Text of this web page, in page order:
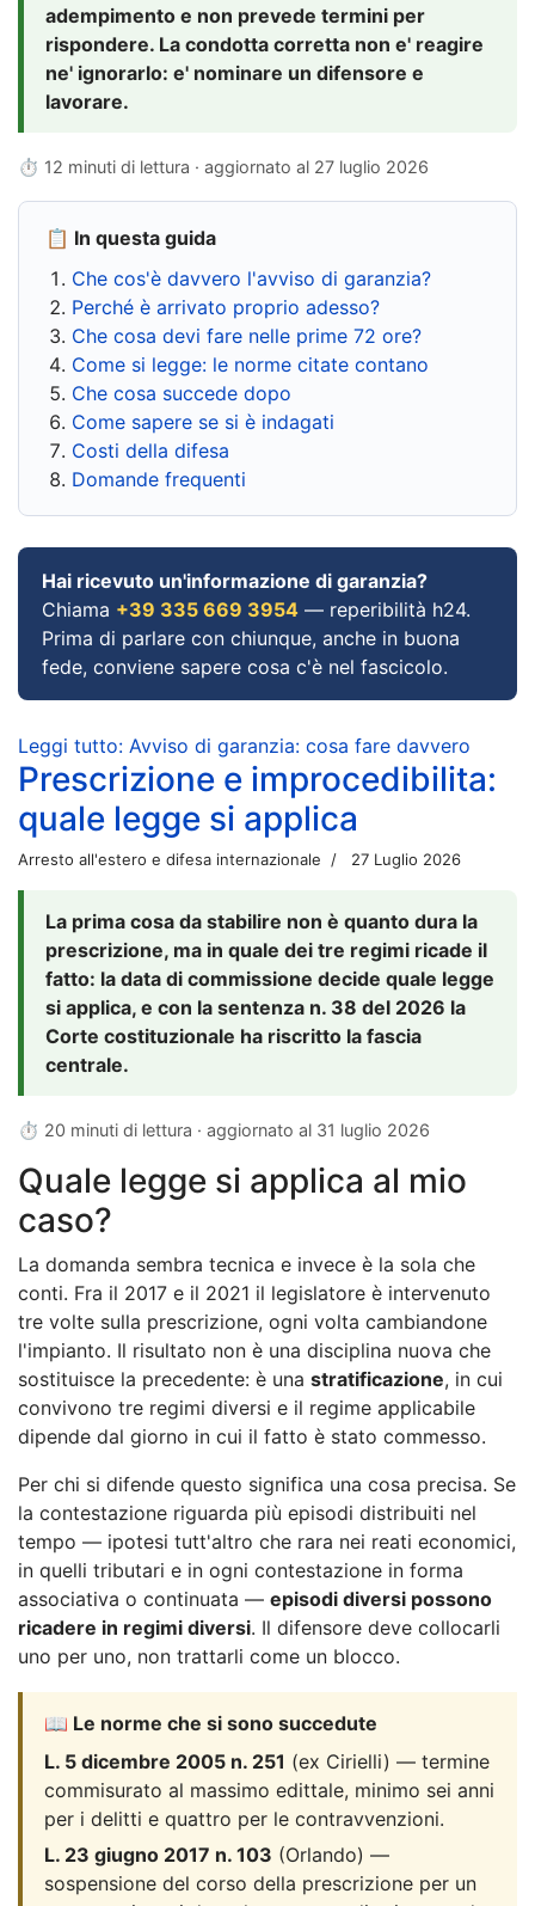
adempimento e non prevede termini per
rispondere. La condotta corretta non e' reagire
ne' ignorarlo: e' nominare un difensore e
lavorare.
⏱ 12 minuti di lettura · aggiornato al 27 luglio 2026
📋 In questa guida
Che cos'è davvero l'avviso di garanzia?
Perché è arrivato proprio adesso?
Che cosa devi fare nelle prime 72 ore?
Come si legge: le norme citate contano
Che cosa succede dopo
Come sapere se si è indagati
Costi della difesa
Domande frequenti
Hai ricevuto un'informazione di garanzia?
Chiama +39 335 669 3954 — reperibilità h24.
Prima di parlare con chiunque, anche in buona
fede, conviene sapere cosa c'è nel fascicolo.
Leggi tutto: Avviso di garanzia: cosa fare davvero
Prescrizione e improcedibilita:
quale legge si applica
Arresto all'estero e difesa internazionale 27 Luglio 2026
La prima cosa da stabilire non è quanto dura la
prescrizione, ma in quale dei tre regimi ricade il
fatto: la data di commissione decide quale legge
si applica, e con la sentenza n. 38 del 2026 la
Corte costituzionale ha riscritto la fascia
centrale.
⏱ 20 minuti di lettura · aggiornato al 31 luglio 2026
Quale legge si applica al mio
caso?
La domanda sembra tecnica e invece è la sola che
conti. Fra il 2017 e il 2021 il legislatore è intervenuto
tre volte sulla prescrizione, ogni volta cambiandone
l'impianto. Il risultato non è una disciplina nuova che
sostituisce la precedente: è una stratificazione, in cui
convivono tre regimi diversi e il regime applicabile
dipende dal giorno in cui il fatto è stato commesso.
Per chi si difende questo significa una cosa precisa. Se
la contestazione riguarda più episodi distribuiti nel
tempo — ipotesi tutt'altro che rara nei reati economici,
in quelli tributari e in ogni contestazione in forma
associativa o continuata — episodi diversi possono
ricadere in regimi diversi. Il difensore deve collocarli
uno per uno, non trattarli come un blocco.
📖 Le norme che si sono succedute
L. 5 dicembre 2005 n. 251 (ex Cirielli) — termine
commisurato al massimo edittale, minimo sei anni
per i delitti e quattro per le contravvenzioni.
L. 23 giugno 2017 n. 103 (Orlando) —
sospensione del corso della prescrizione per un